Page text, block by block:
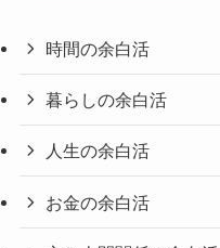
時間の余白活
暮らしの余白活
人生の余白活
お金の余白活